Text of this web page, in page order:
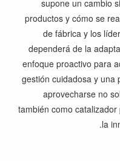
supone un cambio
productos y cómo se
de fábrica y los
dependerá de la
enfoque proactivo para
gestión cuidadosa y una
aprovecharse no
también como
la